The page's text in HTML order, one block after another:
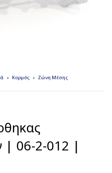
Κορμός Ζώνη Μέσης
| 06-2-012 |